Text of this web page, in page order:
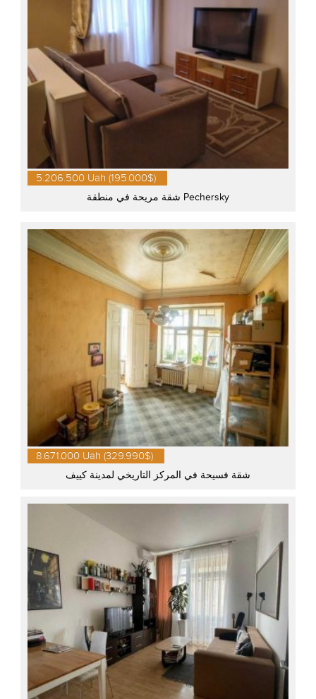
5.206.500 Uah (195.000$)
شقة مريحة في منطقة Pechersky
8.671.000 Uah (329.990$)
شقة فسيحة في المركز التاريخي لمدينة كييف